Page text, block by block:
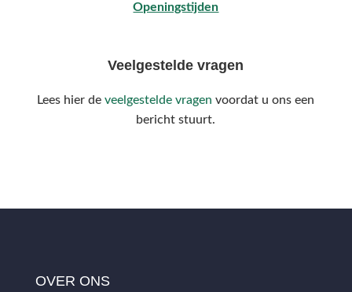
Openingstijden
Veelgestelde vragen
Lees hier deveelgestelde vragen voordat u ons een
bericht stuurt.
OVER ONS